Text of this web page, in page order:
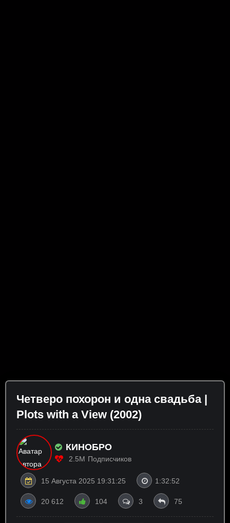
Четверо похорон и одна свадьба |
Plots with a View (2002)
КИНОБРО
2.5M Подписчиков
15 Августа 2025 19:31:25 1:32:52
20 612 104 3 75